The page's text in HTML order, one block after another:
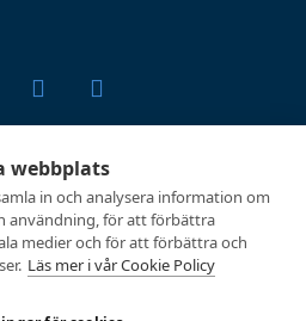
webbplats
in och analysera information om
användning, för att förbättra
medier och för att förbättra och
Läs mer i vår Cookie Policy
Marknadsföringsbyrå Profit Media